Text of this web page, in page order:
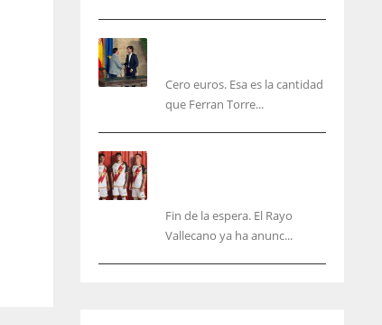
Cero euros. Esa es la cantidad
que Ferran Torre...
Fin de la espera. El Rayo
Vallecano ya ha anunc...